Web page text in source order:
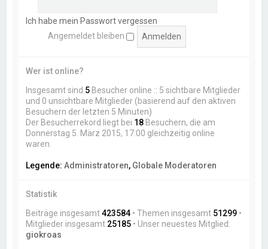
Ich habe mein Passwort vergessen
Angemeldet bleiben
Wer ist online?
Insgesamt sind 5 Besucher online :: 5 sichtbare Mitglieder
und 0 unsichtbare Mitglieder (basierend auf den aktiven
Besuchern der letzten 5 Minuten)
Der Besucherrekord liegt bei 18 Besuchern, die am
Donnerstag 5. März 2015, 17:00 gleichzeitig online
waren.
Legende:Administratoren, Globale Moderatoren
Statistik
Beiträge insgesamt423584 • Themen insgesamt 51299 •
Mitglieder insgesamt 25185 • Unser neuestes Mitglied:
giokroas